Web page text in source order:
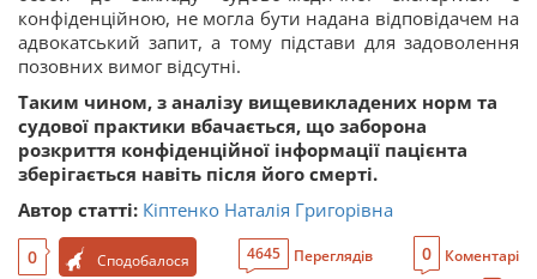
конфіденційною, не могла бути надана відповідачем на
адвокатський запит, а тому підстави для задоволення
позовних вимог відсутні.
Таким чином, з аналізу вищевикладених норм та
судової практики вбачається, що заборона
розкриття конфіденційної інформації пацієнта
зберігається навіть після його смерті.
Автор статті: Кіптенко Наталія Григорівна
0 Сподобалося 4645 Переглядів 0 Коментарі